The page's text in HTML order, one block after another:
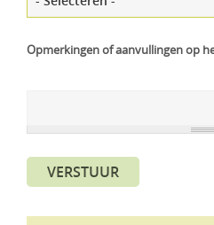
Opmerkingen of aanvullingen op
VERSTUUR